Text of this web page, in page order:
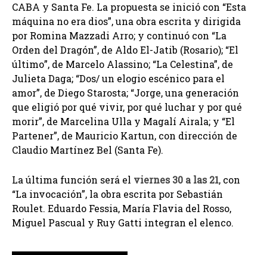
CABA y Santa Fe. La propuesta se inició con “Esta
máquina no era dios”, una obra escrita y dirigida
por Romina Mazzadi Arro; y continuó con “La
Orden del Dragón”, de Aldo El-Jatib (Rosario); “El
último”, de Marcelo Alassino; “La Celestina”, de
Julieta Daga; “Dos/ un elogio escénico para el
amor”, de Diego Starosta; “Jorge, una generación
que eligió por qué vivir, por qué luchar y por qué
morir”, de Marcelina Ulla y Magalí Airala; y “El
Partener”, de Mauricio Kartun, con dirección de
Claudio Martínez Bel (Santa Fe).
La última función será el viernes 30 a las 21, con
“La invocación”, la obra escrita por Sebastián
Roulet. Eduardo Fessia, María Flavia del Rosso,
Miguel Pascual y Ruy Gatti integran el elenco.